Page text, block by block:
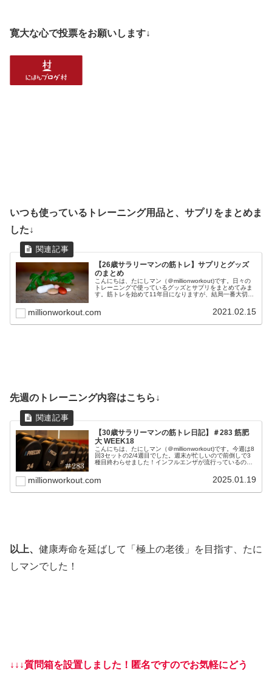
寛大な心で投票をお願いします↓
いつも使っているトレーニング用品と、サプリをまとめま
した↓
【26歳サラリーマンの筋トレ】サプリとグッズ
のまとめ
こんにちは、たにしマン（＠millionworkout)です。日々の
トレーニングで使っているグッズとサプリをまとめてみま
す。筋トレを始めて11年目になりますが、結局一番大切な
millionworkout.com 2021.02.15
先週のトレーニング内容はこちら↓
【30歳サラリーマンの筋トレ日記】＃283 筋肥
大 WEEK18
こんにちは、たにしマン（＠millionworkout)です。今週は8
回3セットの2/4週目でした。週末が忙しいので前倒しで3
種目終わらせました！インフルエンザが流行っているの
millionworkout.com 2025.01.19
以上、 健康寿命を延ばして「極上の老後」を目指す、たに
しマンでした！
↓↓↓質問箱を設置しました！匿名ですのでお気軽にどう